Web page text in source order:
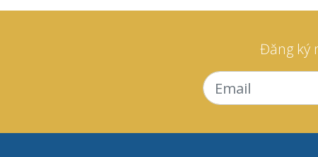
https://customer.a2la.org/index.cfm?
Đăng ký